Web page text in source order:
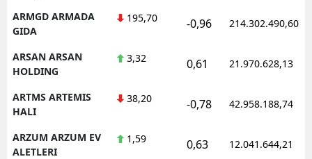
ARMGD ARMADA
GIDA
195,70 -0,96 214.302.490,60
ARSAN ARSAN
HOLDING
3,32 0,61 21.970.628,13
ARTMS ARTEMIS
HALI
38,20 -0,78 42.958.188,74
ARZUM ARZUM EV
ALETLERI
1,59 0,63 12.041.644,21